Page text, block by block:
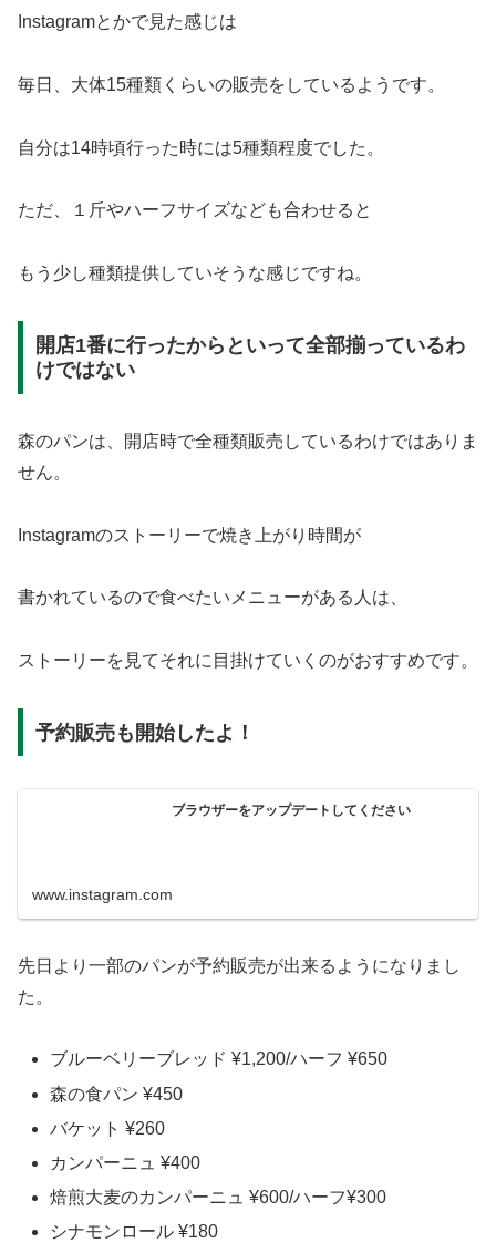
Instagramとかで見た感じは
毎日、大体15種類くらいの販売をしているようです。
自分は14時頃行った時には5種類程度でした。
ただ、１斤やハーフサイズなども合わせると
もう少し種類提供していそうな感じですね。
開店1番に行ったからといって全部揃っているわ
けではない
森のパンは、開店時で全種類販売しているわけではありま
せん。
Instagramのストーリーで焼き上がり時間が
書かれているので食べたいメニューがある人は、
ストーリーを見てそれに目掛けていくのがおすすめです。
予約販売も開始したよ！
ブラウザーをアップデートしてください
www.instagram.com
先日より一部のパンが予約販売が出来るようになりまし
た。
ブルーベリーブレッド ¥1,200/ハーフ ¥650
森の食パン ¥450
バケット ¥260
カンパーニュ ¥400
焙煎大麦のカンパーニュ ¥600/ハーフ¥300
シナモンロール ¥180